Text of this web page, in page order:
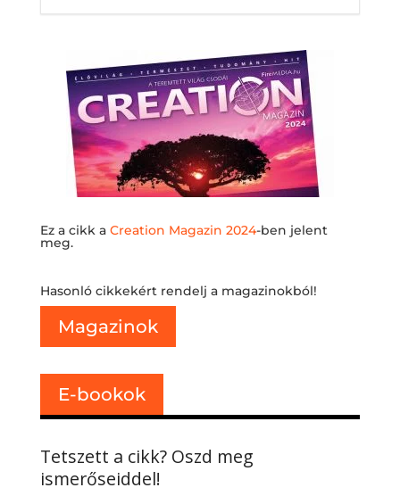
Ez a cikk a Creation Magazin 2024-ben jelent
meg.
Hasonló cikkekért rendelj a magazinokból!
Magazinok
E-bookok